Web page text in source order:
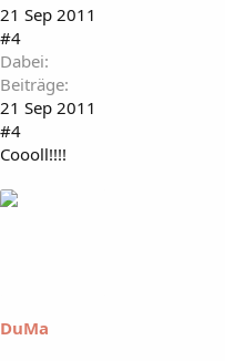
21 Sep 2011
#4
Dabei
Beiträge
21 Sep 2011
#4
Coooll!!!!
DuMa